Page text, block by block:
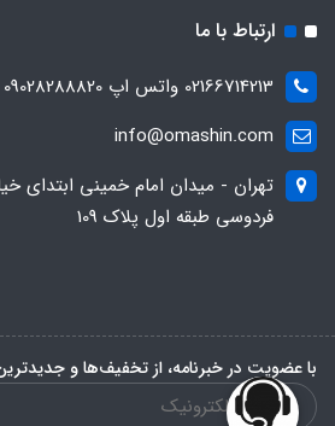
ارتباط با ما
02166714213 واتس اپ 09028288820
info@omashin.com
تهران - میدان امام خمینی ابتدای
فردوسی طبقه اول پلاک 109
با عضویت در خبرنامه، از تخفیف‌ها و